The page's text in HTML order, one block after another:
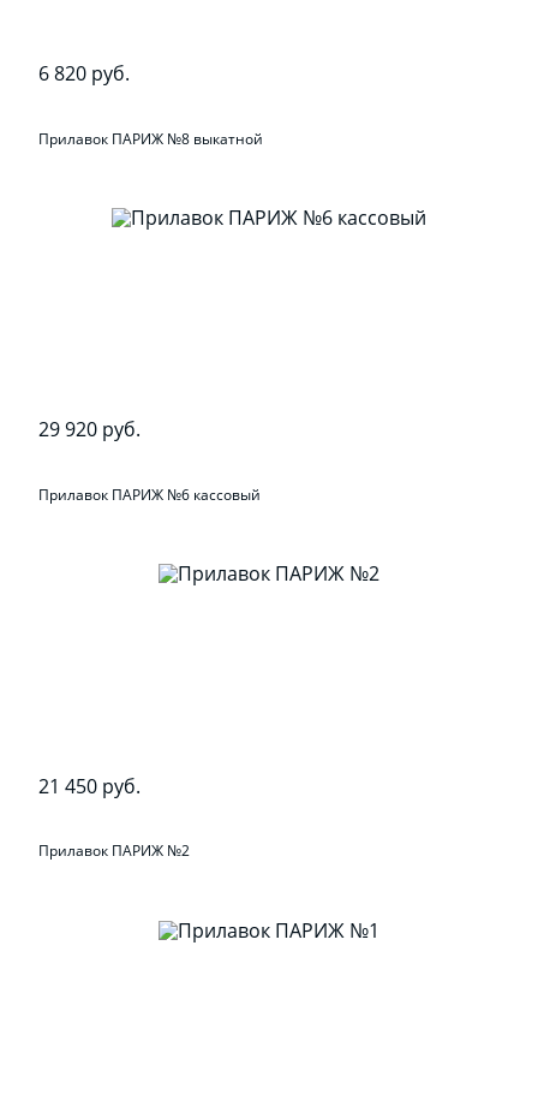
6 820 руб.
Прилавок ПАРИЖ №8 выкатной
29 920 руб.
Прилавок ПАРИЖ №6 кассовый
21 450 руб.
Прилавок ПАРИЖ №2